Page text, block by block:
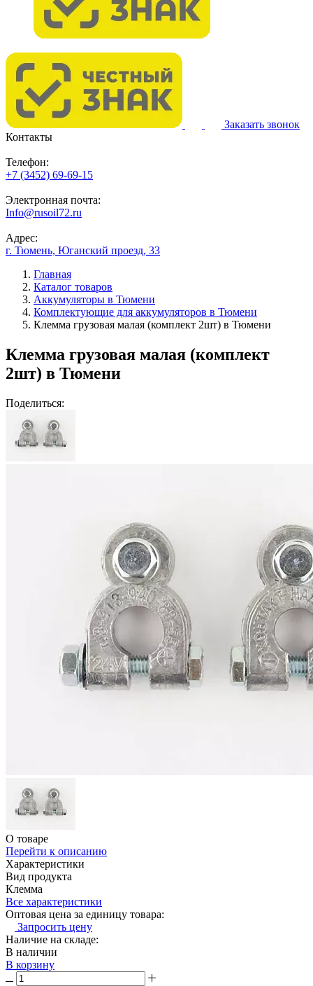
Заказать звонок
Контакты
Телефон:
+7 (3452) 69-69-15
Электронная почта:
Info@rusoil72.ru
Адрес:
г. Тюмень, Юганский проезд, 33
Главная
Каталог товаров
Аккумуляторы в Тюмени
Комплектующие для аккумуляторов в Тюмени
Клемма грузовая малая (комплект 2шт) в Тюмени
Клемма грузовая малая (комплект
2шт) в Тюмени
Поделиться:
О товаре
Перейти к описанию
Характеристики
Вид продукта
Клемма
Все характеристики
Оптовая цена за единицу товара:
Запросить цену
Наличие на складе:
В наличии
В корзину